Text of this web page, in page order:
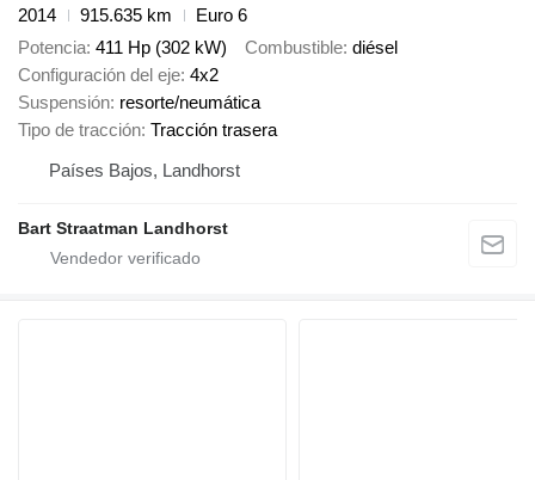
2014
915.635 km
Euro 6
Potencia 411 Hp (302 kW) Combustible diésel
Configuración del eje 4x2
Suspensión resorte/neumática
Tipo de tracción Tracción trasera
Países Bajos, Landhorst
Bart Straatman Landhorst